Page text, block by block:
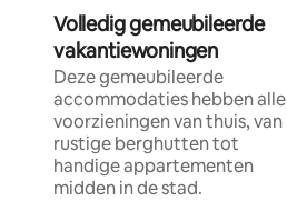
Volledig gemeubileerde
vakantiewoningen
Deze gemeubileerde
accommodaties hebben alle
voorzieningen van thuis, van
rustige berghutten tot
handige appartementen
midden in de stad.